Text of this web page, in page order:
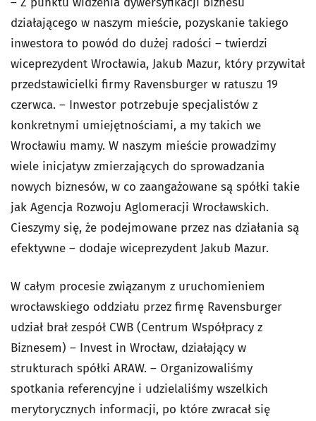
działającego w naszym mieście, pozyskanie takiego
inwestora to powód do dużej radości – twierdzi
wiceprezydent Wrocławia, Jakub Mazur, który przywitał
przedstawicielki firmy Ravensburger w ratuszu 19
czerwca. – Inwestor potrzebuje specjalistów z
konkretnymi umiejętnościami, a my takich we
Wrocławiu mamy. W naszym mieście prowadzimy
wiele inicjatyw zmierzających do sprowadzania
nowych biznesów, w co zaangażowane są spółki takie
jak Agencja Rozwoju Aglomeracji Wrocławskich.
Cieszymy się, że podejmowane przez nas działania są
efektywne – dodaje wiceprezydent Jakub Mazur.
W całym procesie związanym z uruchomieniem
wrocławskiego oddziału przez firmę Ravensburger
udział brał zespół CWB (Centrum Współpracy z
Biznesem) – Invest in Wrocław, działający w
strukturach spółki ARAW. – Organizowaliśmy
spotkania referencyjne i udzielaliśmy wszelkich
merytorycznych informacji, po które zwracał się